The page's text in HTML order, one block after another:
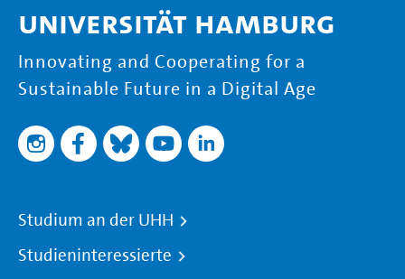
Universität Hamburg
Innovating and Cooperating for a
Sustainable Future in a Digital Age
Studium an der UHH
Studieninteressierte